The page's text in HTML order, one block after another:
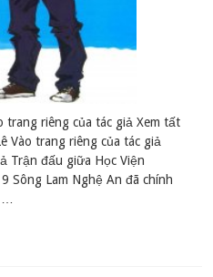
trang riêng của tác giả Xem tất
Vào trang riêng của tác giả
Trận đấu giữa Học Viện
Sông Lam Nghệ An đã chính
…